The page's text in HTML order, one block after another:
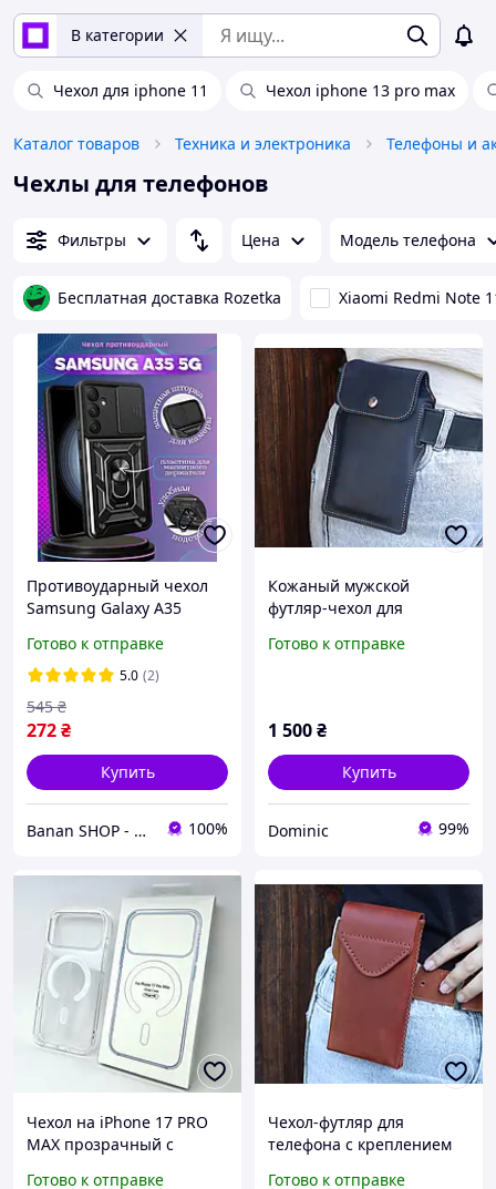
В категории
Чехол для iphone 11 Чехол iphone 13 pro max
Каталог товаров Техника и электроника Телефоны и
Чехлы для телефонов
Фильтры Цена Модель телефона
Бесплатная доставка Rozetka Xiaomi Redmi Note
Противоударный чехол
Samsung Galaxy A35
кольцом и шторкой для
телефона на самсунг а35
а356
Готово к отправке
5.0 (2)
272₴
545 ₴
Купить
Banan SHOP - зачохли і захисти свій телефон 100%
Кожаный мужской
футляр-чехол для
металлическим
Готово к отправке
1 500₴
Купить
Dominic 99%
Чехол на iPhone 17 PRO
MAX прозрачный с
Готово к отправке
Чехол-футляр для
телефона с креплением
Готово к отправке